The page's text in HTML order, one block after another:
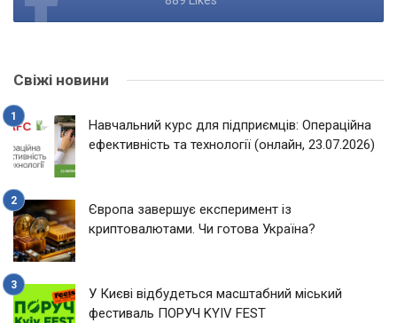
Свіжі новини
Навчальний курс для підприємців: Операційна
ефективність та технології (онлайн, 23.07.2026)
Європа завершує експеримент із
криптовалютами. Чи готова Україна?
У Києві відбудеться масштабний міський
фестиваль ПОРУЧ KYIV FEST